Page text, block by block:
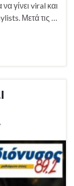
γίνει viral και
Μετά τις …